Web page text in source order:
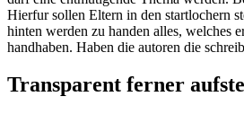
Hierfur sollen Eltern in den startlochern
hinten werden zu handen alles, welches
handhaben. Haben die autoren die
Transparent ferner